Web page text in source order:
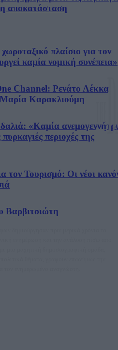
αποκατάσταση
πλαίσιο για τον
καμία νομική συνέπεια»
Channel: Ρενάτο Λέκκα,
Καρακλιούμη
«Καμία
πυρκαγιές περιοχές της
τον Τουρισμό: Οι νέοι
Βαρβιτσιώτη